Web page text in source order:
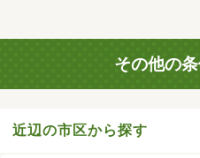
その他の
近辺の市区から探す